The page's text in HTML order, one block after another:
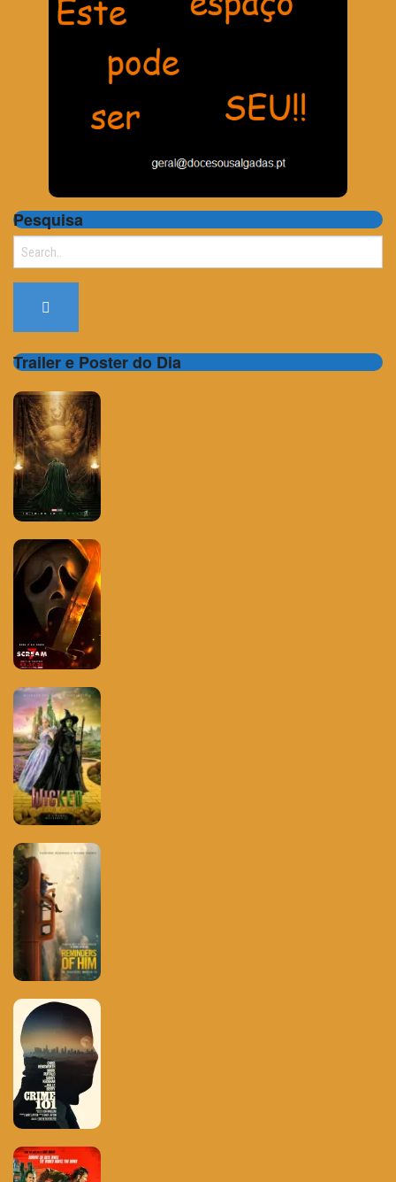
Pesquisa
Search
Trailer e Poster do Dia